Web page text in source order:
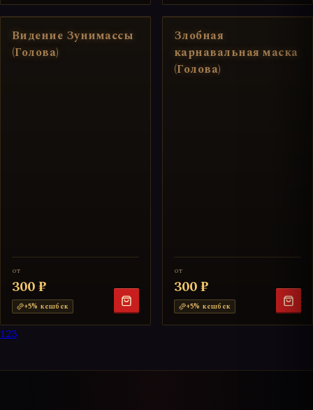
Видение Зунимассы
(Голова)
от
300 ₽
+5% кешбек
Злобная
карнавальная маска
(Голова)
от
300 ₽
+5% кешбек
123